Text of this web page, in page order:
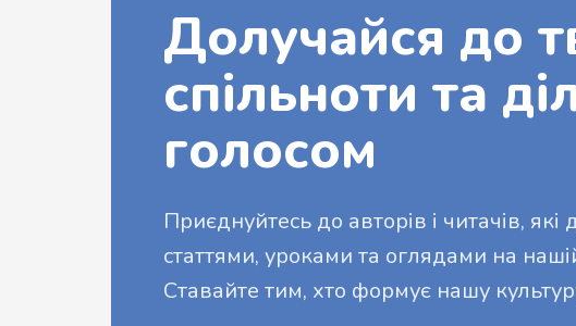
Долучайся до
спільноти та
голосом
Приєднуйтесь до авторів і читачів, які
статтями, уроками та оглядами на
Ставайте тим, хто формує нашу